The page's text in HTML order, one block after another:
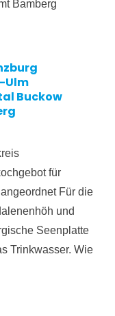
Bamberg
Ulm
Buckow
für
Für die
und
Seenplatte
Trinkwasser. Wie